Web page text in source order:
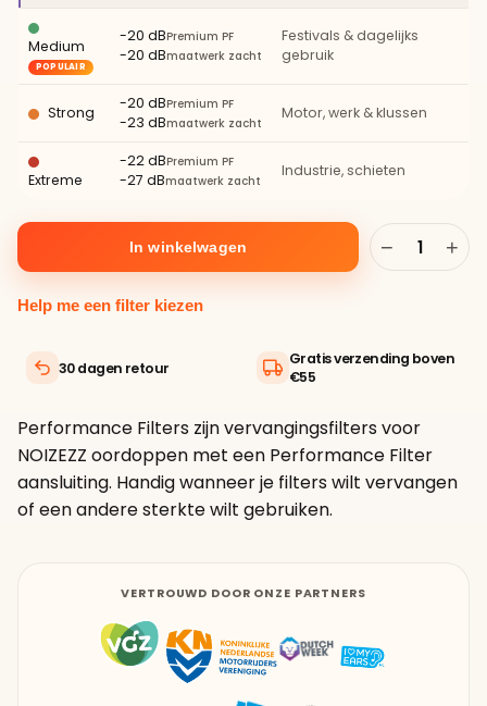
Medium
POPULAIR
-20 dBPremium PF
-20 dBmaatwerk zacht
Festivals & dagelijks
gebruik
Strong
-20 dBPremium PF
-23 dBmaatwerk zacht
Motor, werk & klussen
Extreme
-22 dBPremium PF
-27 dBmaatwerk zacht
Industrie, schieten
In winkelwagen − +
Help me een filter kiezen
30 dagen retour
Gratis verzending boven
€55
Performance Filters zijn vervangingsfilters voor
NOIZEZZ oordoppen met een Performance Filter
aansluiting. Handig wanneer je filters wilt vervangen
of een andere sterkte wilt gebruiken.
VERTROUWD DOOR ONZE PARTNERS